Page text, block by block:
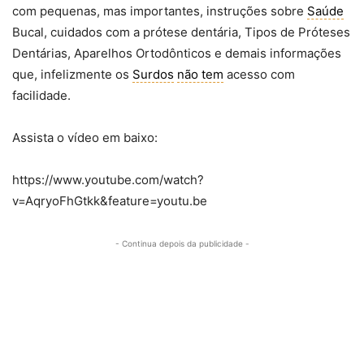
com pequenas, mas importantes, instruções sobre Saúde
Bucal, cuidados com a prótese dentária, Tipos de Próteses
Dentárias, Aparelhos Ortodônticos e demais informações
que, infelizmente os Surdos não tem acesso com
facilidade.
Assista o vídeo em baixo:
https://www.youtube.com/watch?
v=AqryoFhGtkk&feature=youtu.be
- Continua depois da publicidade -